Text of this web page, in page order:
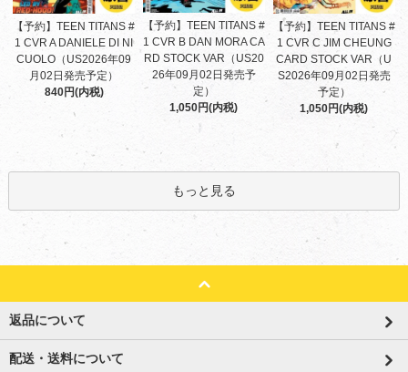
【予約】TEEN TITANS #
1 CVR A DANIELE DI NI
CUOLO（US2026年09
月02日発売予定）
840円(内税)
【予約】TEEN TITANS #
1 CVR B DAN MORA CA
RD STOCK VAR（US20
26年09月02日発売予
定）
1,050円(内税)
【予約】TEEN TITANS #
1 CVR C JIM CHEUNG
CARD STOCK VAR（U
S2026年09月02日発売
予定）
1,050円(内税)
もっと見る
返品について
配送・送料について